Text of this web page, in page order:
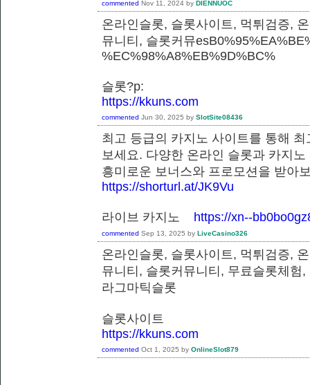
commented Nov 11, 2024 by DIENNUOC
온라인슬롯, 슬롯사이트, 먹튀검증,
뮤니티, 슬롯커뮤
%EC%98%A8%EB%9D%BC%
슬롯?p:
https://kkuns.com
commented Jun 30, 2025 by SlotSite08436
최고 등급의 카지노 사이트를 통해
보세요. 다양한 온라인 슬롯과 카지
흥미로운 보너스와 프로모션을 받
https://shorturl.at/JK9Vu
라이브 카지노 https://xn--
commented Sep 13, 2025 by LiveCasino326
온라인슬롯, 슬롯사이트, 먹튀검증,
뮤니티, 슬롯커뮤니티, 무료슬롯체험
라그마틱슬롯
슬롯사이트
https://kkuns.com
commented Oct 1, 2025 by OnlineSlot879